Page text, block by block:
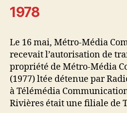
1978
Le 16 mai, Métro-Média
recevait l’autorisation de
propriété de Métro-Média
(1977) ltée détenue par
à Télémédia
Rivières était une filiale de